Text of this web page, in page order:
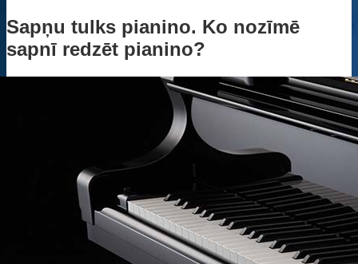
Sapņu tulks pianino. Ko nozīmē
sapnī redzēt pianino?